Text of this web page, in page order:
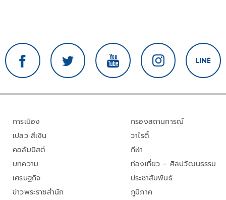
การเมือง
เปลว สีเงิน
คอลัมนิสต์
บทความ
เศรษฐกิจ
ข่าวพระราชสำนัก
กรองสถานการณ์
วาไรตี้
กีฬา
ท่องเที่ยว – ศิลปวัฒนธรรม
ประชาสัมพันธ์
ภูมิภาค